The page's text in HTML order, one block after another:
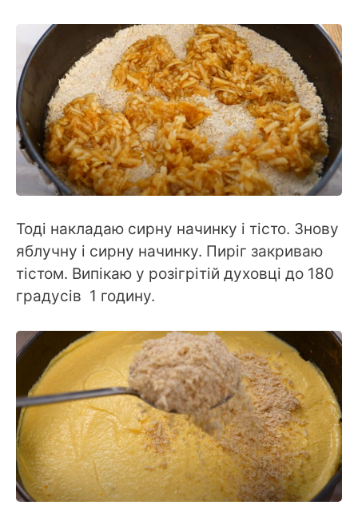
Тоді накладаю сирну начинку і тісто. Знову
яблучну і сирну начинку. Пиріг закриваю
тістом. Випікаю у розігрітій духовці до 180
градусів 1 годину.